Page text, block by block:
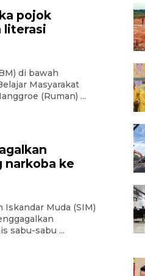
pojok
literasi
di bawah
Masyarakat
(Ruman) ...
narkoba ke
Iskandar Muda (SIM)
sabu-sabu ...